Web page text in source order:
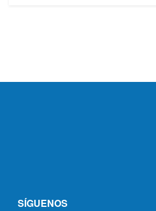
SÍGUENOS